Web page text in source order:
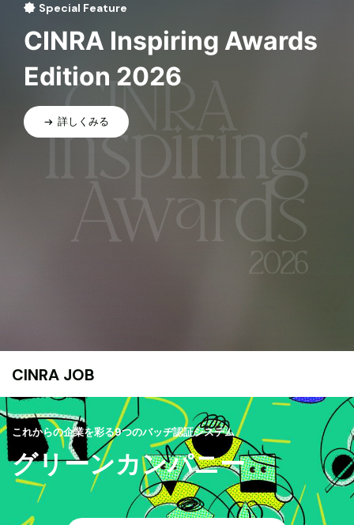
Special Feature
CINRA Inspiring Awards
Edition 2026
詳しくみる
CINRA JOB
これからの企業を彩る9つのバッヂ認証システム
グリーンカンパニー